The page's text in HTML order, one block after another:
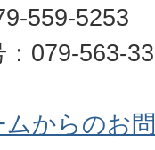
559-5253
079-563-
ムからのお